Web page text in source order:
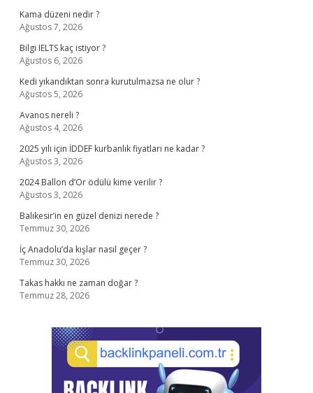
Kama düzeni nedir ?
Ağustos 7, 2026
Bilgi IELTS kaç istiyor ?
Ağustos 6, 2026
Kedi yıkandıktan sonra kurutulmazsa ne olur ?
Ağustos 5, 2026
Avanos nereli ?
Ağustos 4, 2026
2025 yılı için İDDEF kurbanlık fiyatları ne kadar ?
Ağustos 3, 2026
2024 Ballon d’Or ödülü kime verilir ?
Ağustos 3, 2026
Balıkesir’in en güzel denizi nerede ?
Temmuz 30, 2026
İç Anadolu’da kışlar nasıl geçer ?
Temmuz 30, 2026
Takas hakkı ne zaman doğar ?
Temmuz 28, 2026